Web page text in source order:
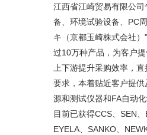
江西省江崎贸易有限公
备、环境试验设备、PC
キ（京都玉崎株式会社
过10万种产品，为客户
上下游提升采购效率，
要求，本着贴近客户提
源和测试仪器和FA自动
目前已获得CCS、SEN
EYELA、SANKO、